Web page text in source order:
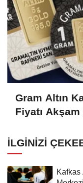
Gram Altın
Fiyatı
İLGINIZI
Kafkas